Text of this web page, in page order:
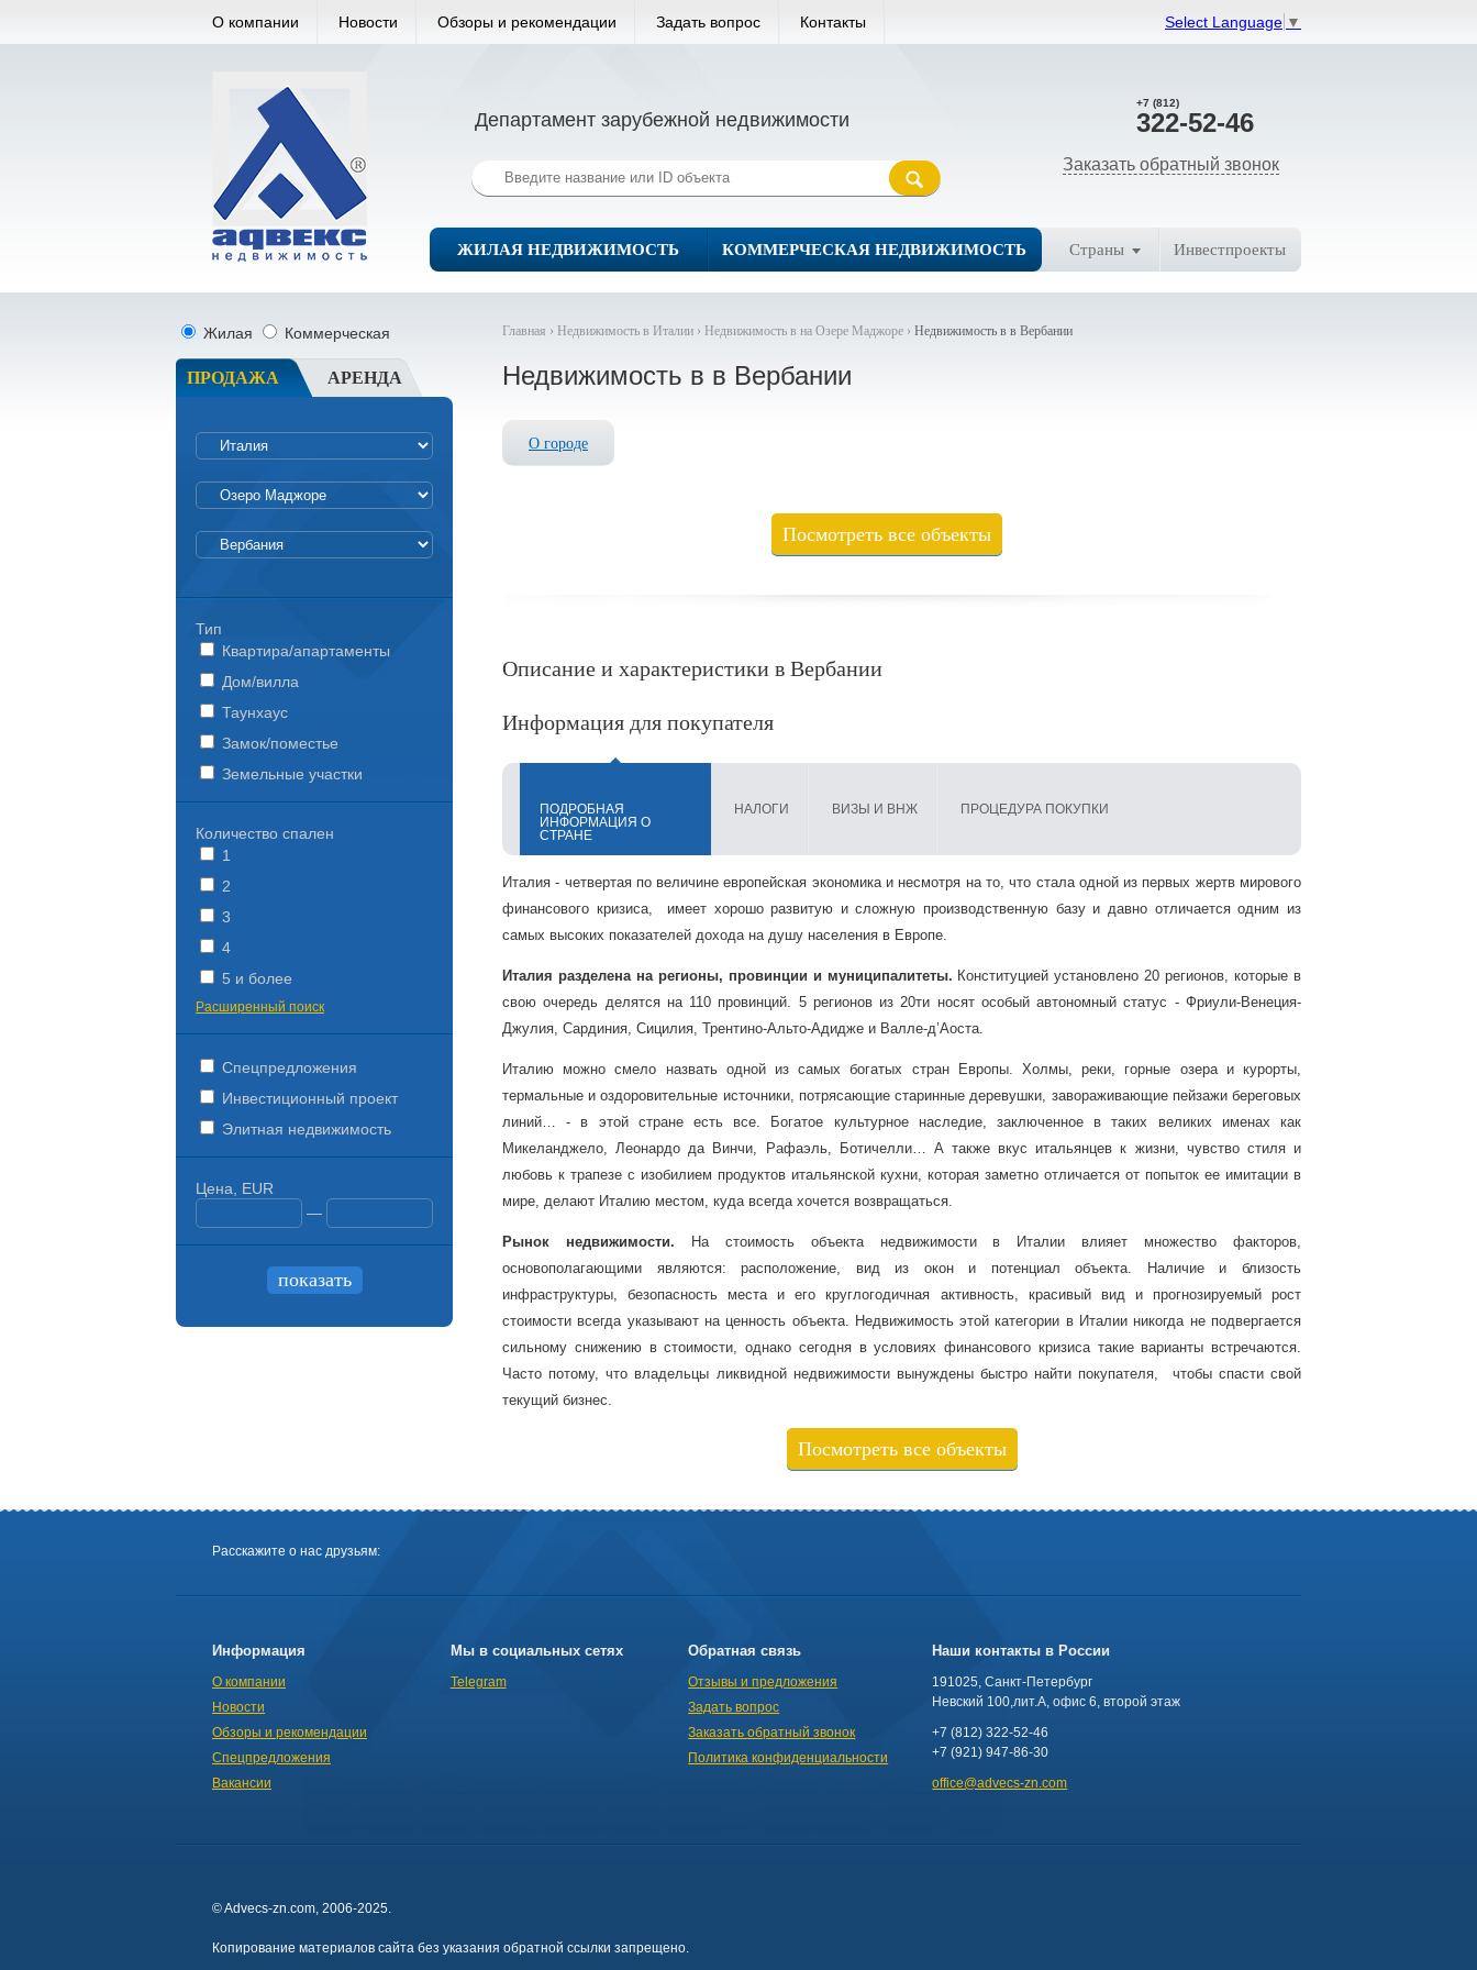
Select Language ▼
О компании Новости Обзоры и рекомендации Задать вопрос Контакты
+7 (812)
322-52-46
Заказать обратный звонок
Департамент зарубежной недвижимости
ЖИЛАЯ НЕДВИЖИМОСТЬ КОММЕРЧЕСКАЯ НЕДВИЖИМОСТЬ Страны Инвестпроекты
Главная › Недвижимость в Италии › Недвижимость в на Озере Маджоре › Недвижимость в в Вербании
Недвижимость в в Вербании
О городе
Посмотреть все объекты
Описание и характеристики в Вербании
Информация для покупателя
ПОДРОБНАЯ
ИНФОРМАЦИЯ О
СТРАНЕ
НАЛОГИ ВИЗЫ И ВНЖ ПРОЦЕДУРА ПОКУПКИ
Италия - четвертая по величине европейская экономика и несмотря на то, что стала одной из первых жертв мирового
финансового кризиса, имеет хорошо развитую и сложную производственную базу и давно отличается одним из
самых высоких показателей дохода на душу населения в Европе.
Италия разделена на регионы, провинции и муниципалитеты. Конституцией установлено 20 регионов, которые в
свою очередь делятся на 110 провинций. 5 регионов из 20ти носят особый автономный статус - Фриули-Венеция-
Джулия, Сардиния, Сицилия, Трентино-Альто-Адидже и Валле-д’Аоста.
Италию можно смело назвать одной из самых богатых стран Европы. Холмы, реки, горные озера и курорты,
термальные и оздоровительные источники, потрясающие старинные деревушки, завораживающие пейзажи береговых
линий… - в этой стране есть все. Богатое культурное наследие, заключенное в таких великих именах как
Микеланджело, Леонардо да Винчи, Рафаэль, Ботичелли… А также вкус итальянцев к жизни, чувство стиля и
любовь к трапезе с изобилием продуктов итальянской кухни, которая заметно отличается от попыток ее имитации в
мире, делают Италию местом, куда всегда хочется возвращаться.
Рынок недвижимости. На стоимость объекта недвижимости в Италии влияет множество факторов,
основополагающими являются: расположение, вид из окон и потенциал объекта. Наличие и близость
инфраструктуры, безопасность места и его круглогодичная активность, красивый вид и прогнозируемый рост
стоимости всегда указывают на ценность объекта. Недвижимость этой категории в Италии никогда не подвергается
сильному снижению в стоимости, однако сегодня в условиях финансового кризиса такие варианты встречаются.
Часто потому, что владельцы ликвидной недвижимости вынуждены быстро найти покупателя, чтобы спасти свой
текущий бизнес.
Посмотреть все объекты
Жилая Коммерческая
ПРОДАЖА АРЕНДА
Тип
Квартира/апартаменты
Дом/вилла
Таунхаус
Замок/поместье
Земельные участки
Количество спален
1
2
3
4
5 и более
Расширенный поиск
Спецпредложения
Инвестиционный проект
Элитная недвижимость
Цена, EUR
—
Расскажите о нас друзьям:
Информация
О компании
Новости
Обзоры и рекомендации
Спецпредложения
Вакансии
Мы в социальных сетях
Telegram
Обратная связь
Отзывы и предложения
Задать вопрос
Заказать обратный звонок
Политика конфиденциальности
Наши контакты в России
191025, Санкт-Петербург
Невский 100,лит.А, офис 6, второй этаж
+7 (812) 322-52-46
+7 (921) 947-86-30
office@advecs-zn.com
© Advecs-zn.com, 2006-2025.
Копирование материалов сайта без указания обратной ссылки запрещено.